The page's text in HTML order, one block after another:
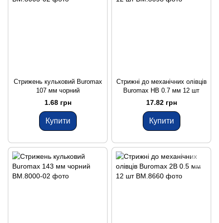
Стрижень кульковий Buromax
107 мм чорний
1.68 грн
Купити
Стрижні до механічних олівців
Buromax HB 0.7 мм 12 шт
17.82 грн
Купити